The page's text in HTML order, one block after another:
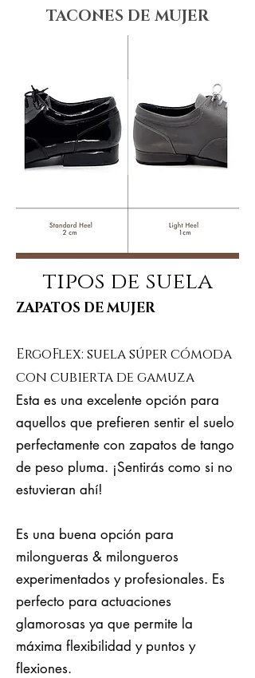
TACONES DE MUJER
tipos de suela
ZAPATOS DE MUJER
ErgoFlex: suela súper cómoda
con cubierta de gamuza
Esta es una excelente opción para
aquellos que prefieren sentir el suelo
perfectamente con zapatos de tango
de peso pluma. ¡Sentirás como si no
estuvieran ahí!
Es una buena opción para
milongueras & milongueros
experimentados y profesionales. Es
perfecto para actuaciones
glamorosas ya que permite la
máxima flexibilidad y puntos y
flexiones.